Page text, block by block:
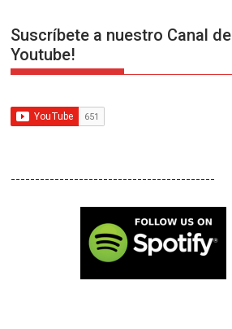
Suscríbete a nuestro Canal de
Youtube!
------------------------------------------